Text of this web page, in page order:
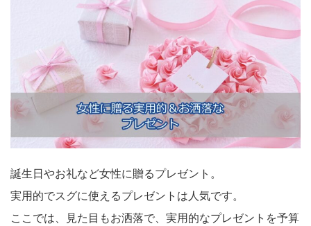
誕生日やお礼など女性に贈るプレゼント。
実用的でスグに使えるプレゼントは人気です。
ここでは、見た目もお洒落で、実用的なプレゼントを予算